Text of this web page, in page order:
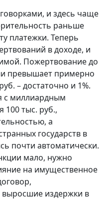
и здесь чаще
раньше
платежки. Теперь
в доходе, и
Пожертвование до
превышает примерно
– достаточно и 1%.
с миллиардным
тыс. руб.,
а
государств в
почти автоматически.
мало, нужно
на имущественное
издержки в